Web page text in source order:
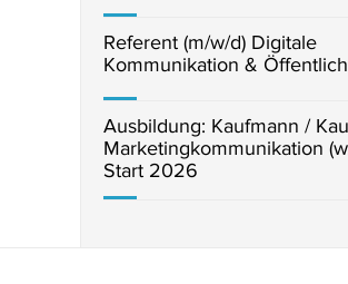
Referent (m/w/d) Digitale
Kommunikation &
Ausbildung: Kaufmann /
Marketingkommunikation
Start 2026